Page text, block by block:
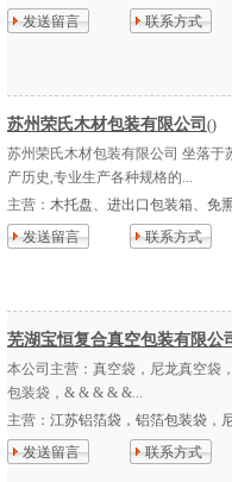
发送留言
联系方式
苏州荣氏木材包装有限公司 ()
苏州荣氏木材包装有限公司 坐落
产历史,专业生产各种规格的...
主营： 木托盘、进出口包装箱、免
发送留言
联系方式
芜湖宝恒复合真空包装有限公
本公司主营：真空袋，尼龙真空袋
包装袋，& & & & &...
主营： 江苏铝箔袋，铝箔包装袋，
发送留言
联系方式